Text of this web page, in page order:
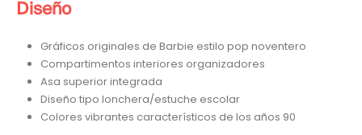
Diseño
Gráficos originales de Barbie estilo pop noventero
Compartimentos interiores organizadores
Asa superior integrada
Diseño tipo lonchera/estuche escolar
Colores vibrantes característicos de los años 90